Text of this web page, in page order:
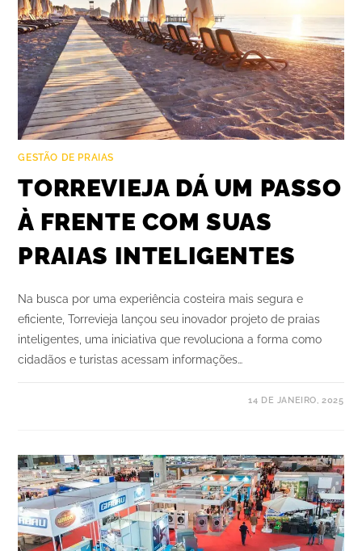
GESTÃO DE PRAIAS
TORREVIEJA DÁ UM PASSO
À FRENTE COM SUAS
PRAIAS INTELIGENTES
Na busca por uma experiência costeira mais segura e
eficiente, Torrevieja lançou seu inovador projeto de praias
inteligentes, uma iniciativa que revoluciona a forma como
cidadãos e turistas acessam informações…
14 DE JANEIRO, 2025